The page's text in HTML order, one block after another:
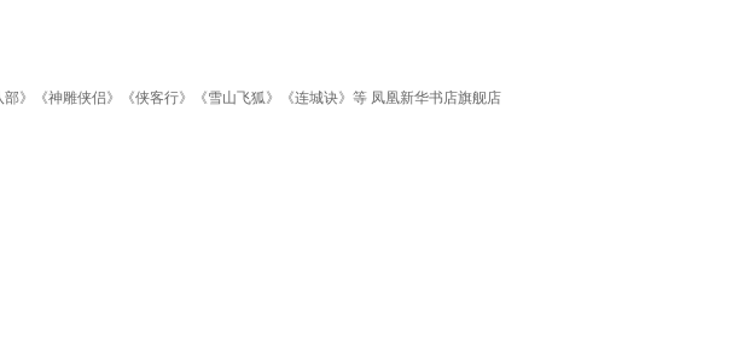
》《神雕侠侣》《侠客行》《雪山飞狐》《连城诀》等 凤凰新华书店旗舰店